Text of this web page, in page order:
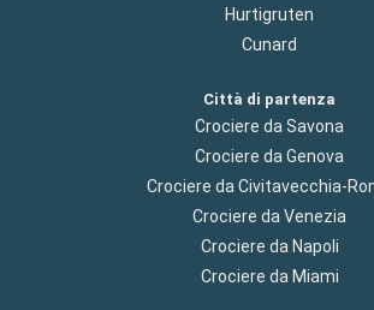
Hurtigruten
Cunard
Città di partenza
Crociere da Savona
Crociere da Genova
Crociere da Civitavecchia-
Crociere da Venezia
Crociere da Napoli
Crociere da Miami